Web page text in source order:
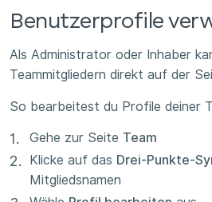
Benutzerprofile
Als Administrator oder Inhaber
Teammitgliedern direkt auf der
So bearbeitest du Profile deiner
Gehe zur Seite Team
Klicke auf das Drei-Punkte-
Mitgliedsnamen